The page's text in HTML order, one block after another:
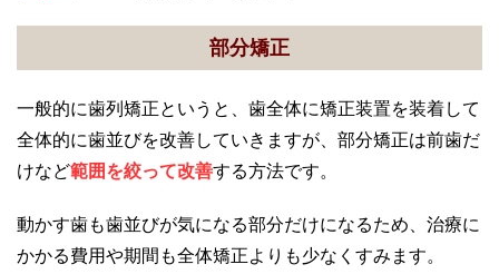
部分矯正
一般的に歯列矯正というと、歯全体に矯正装置を装着して
全体的に歯並びを改善していきますが、部分矯正は前歯だ
けなど範囲を絞って改善する方法です。
動かす歯も歯並びが気になる部分だけになるため、治療に
かかる費用や期間も全体矯正よりも少なくすみます。